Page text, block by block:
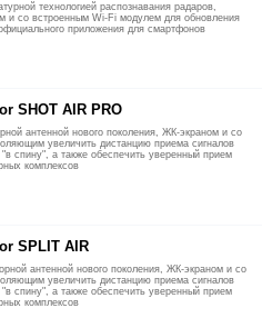
технологией распознавания радаров,
и со встроенным Wi-Fi модулем для обновления
приложения для смартфонов
SHOT AIR PRO
антенной нового поколения, ЖК-экраном и со
увеличить дистанцию приема сигналов
спину", а также обеспечить уверенный прием
комплексов
SPLIT AIR
антенной нового поколения, ЖК-экраном и со
увеличить дистанцию приема сигналов
спину", а также обеспечить уверенный прием
комплексов